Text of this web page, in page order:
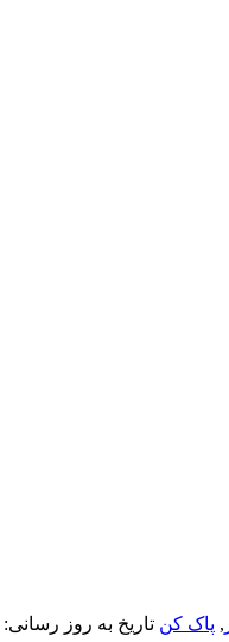
, پاک کن تاریخ به روز رسانی: